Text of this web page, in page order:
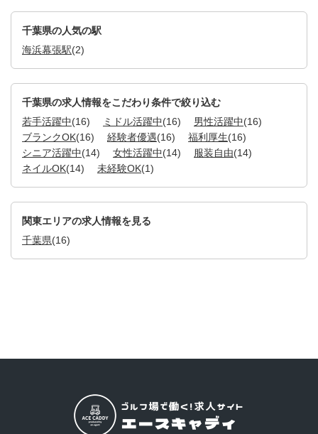
千葉県の人気の駅
海浜幕張駅(2)
千葉県の求人情報をこだわり条件で絞り込む
若手活躍中(16) ミドル活躍中(16) 男性活躍中(16)
ブランクOK(16) 経験者優遇(16) 福利厚生(16)
シニア活躍中(14) 女性活躍中(14) 服装自由(14)
ネイルOK(14) 未経験OK(1)
関東エリアの求人情報を見る
千葉県(16)